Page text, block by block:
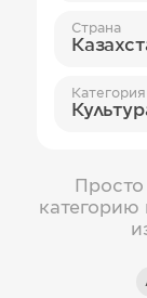
Страна
Категория
категорию